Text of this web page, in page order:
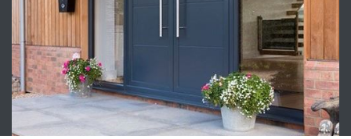
Дулаан тусгаарлалттай шилэн болон металл фасад
Таны офисс албан тасалгаанд өвөрмөц өнгө төрхийг нэмнэ.